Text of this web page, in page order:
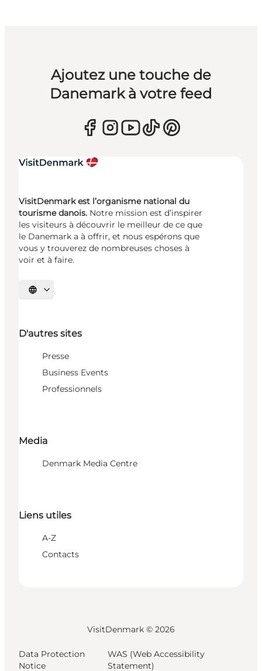
Ajoutez une touche de
Danemark à votre feed
VisitDenmark est l’organisme national du
tourisme danois. Notre mission est d’inspirer
les visiteurs à découvrir le meilleur de ce que
le Danemark a à offrir, et nous espérons que
vous y trouverez de nombreuses choses à
voir et à faire.
Choisissez la langue
D'autres sites
Presse
Business Events
Professionnels
Media
Denmark Media Centre
Liens utiles
A-Z
Contacts
VisitDenmark © 2026
Data Protection
Notice
WAS (Web Accessibility
Statement)